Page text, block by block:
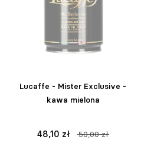
Lucaffe - Mister Exclusive -
kawa mielona
48,10 zł 50,00 zł